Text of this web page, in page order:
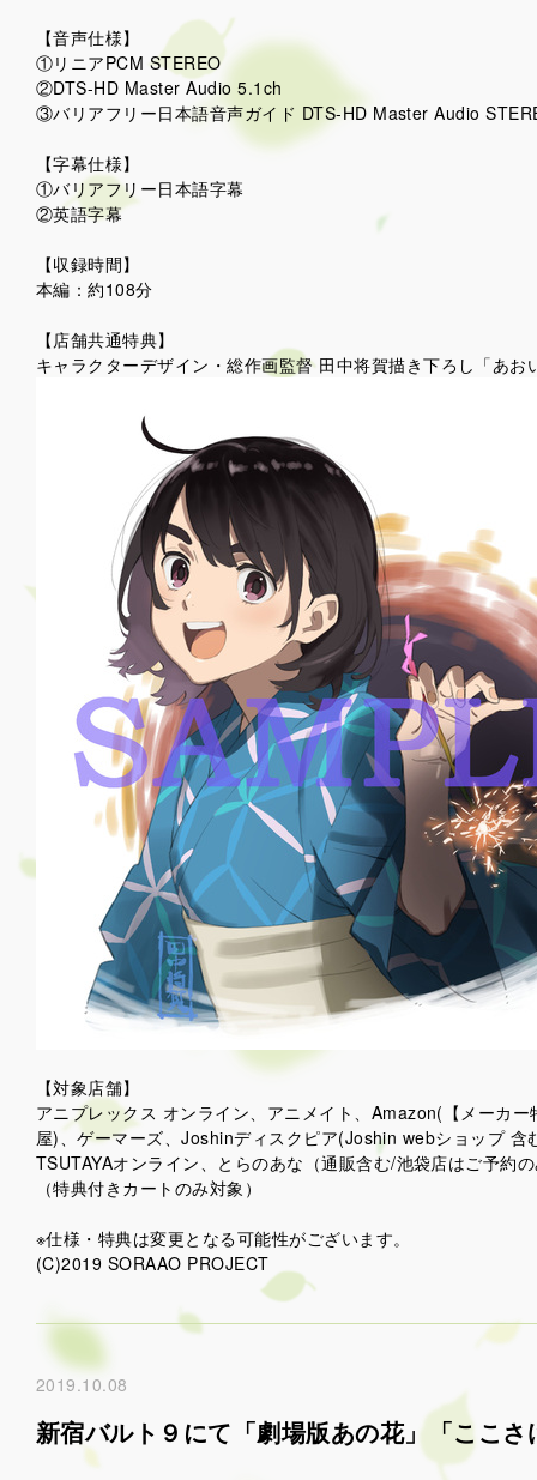
【音声仕様】
①リニアPCM STEREO
②DTS-HD Master Audio 5.1ch
③バリアフリー日本語音声ガイド DTS-HD Master Audio
【字幕仕様】
①バリアフリー日本語字幕
②英語字幕
【収録時間】
本編：約108分
【店舗共通特典】
キャラクターデザイン・総作画監督 田中将賀描き下ろし「あお
【対象店舗】
アニプレックス オンライン、アニメイト、Amazon(【メーカ
屋)、ゲーマーズ、Joshinディスクピア(Joshin webショップ
TSUTAYAオンライン、とらのあな（通販含む/池袋店はご予約
（特典付きカートのみ対象）
※仕様・特典は変更となる可能性がございます。
(C)2019 SORAAO PROJECT
2019.10.08
新宿バルト９にて「劇場版あの花」「ここ